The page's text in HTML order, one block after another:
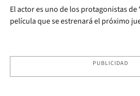
El actor es uno de los protagonistas de
película que se estrenará el próximo
PUBLICIDAD